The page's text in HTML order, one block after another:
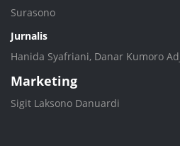
Surasono
Jurnalis
Hanida Syafriani, Danar Kumoro
Marketing
Sigit Laksono Danuardi